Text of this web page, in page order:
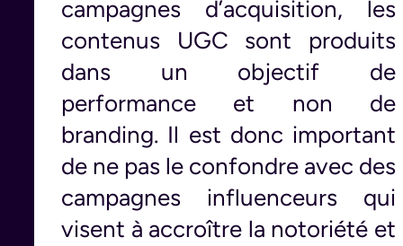
campagnes d’acquisition, les
contenus UGC sont produits
dans un objectif de
performance et non de
branding. Il est donc important
de ne pas le confondre avec des
campagnes influenceurs qui
visent à accroître la notoriété et